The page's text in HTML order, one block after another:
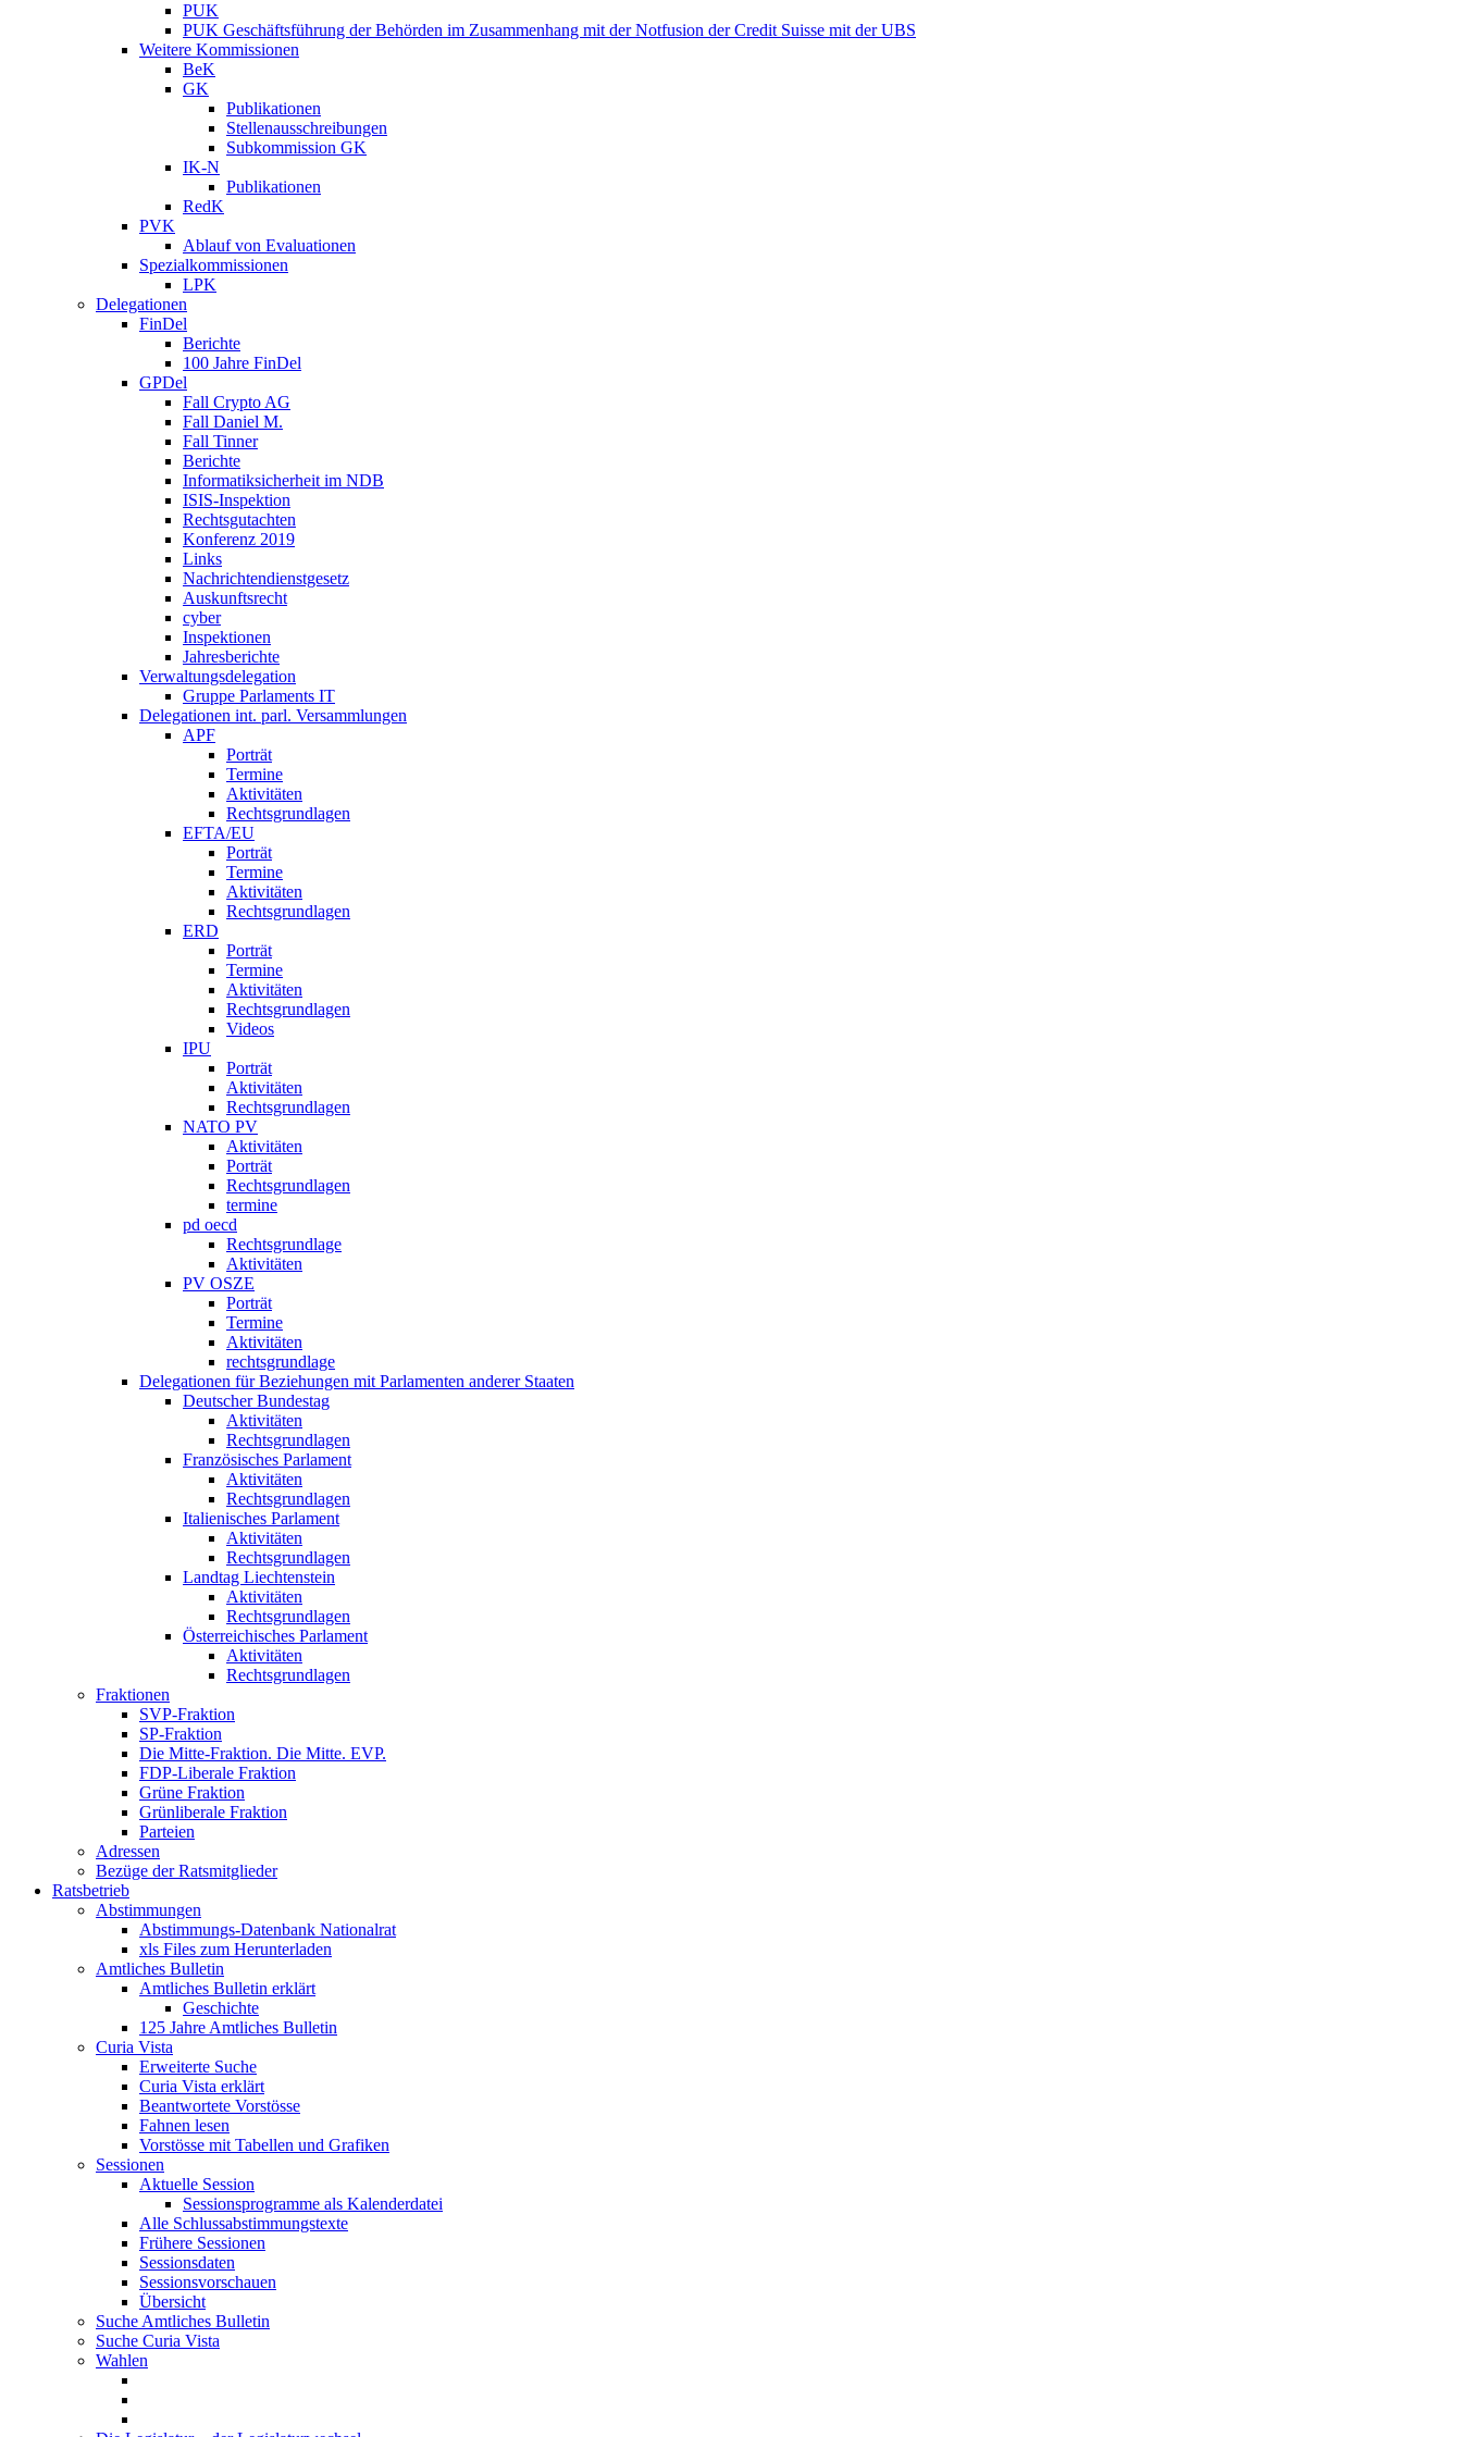
PUK
PUK Geschäftsführung der Behörden im Zusammenhang mit der Notfusion der Credit Suisse mit der UBS
Weitere Kommissionen
BeK
GK
Publikationen
Stellenausschreibungen
Subkommission GK
IK-N
Publikationen
RedK
PVK
Ablauf von Evaluationen
Spezialkommissionen
LPK
Delegationen
FinDel
Berichte
100 Jahre FinDel
GPDel
Fall Crypto AG
Fall Daniel M.
Fall Tinner
Berichte
Informatiksicherheit ­im NDB
ISIS-Inspektion
Rechtsgutachten
Konferenz 2019
Links
Nachrichtendienstgesetz
Auskunftsrecht
cyber
Inspektionen
Jahresberichte
Verwaltungsdelegation
Gruppe Parlaments IT
Delegationen int. parl. Versammlungen
APF
Porträt
Termine
Aktivitäten
Rechtsgrundlagen
EFTA/EU
Porträt
Termine
Aktivitäten
Rechtsgrundlagen
ERD
Porträt
Termine
Aktivitäten
Rechtsgrundlagen
Videos
IPU
Porträt
Aktivitäten
Rechtsgrundlagen
NATO PV
Aktivitäten
Porträt
Rechtsgrundlagen
termine
pd oecd
Rechtsgrundlage
Aktivitäten
PV OSZE
Porträt
Termine
Aktivitäten
rechtsgrundlage
Delegationen für Beziehungen mit Parlamenten anderer Staaten
Deutscher Bundestag
Aktivitäten
Rechtsgrundlagen
Französisches Parlament
Aktivitäten
Rechtsgrundlagen
Italienisches Parlament
Aktivitäten
Rechtsgrundlagen
Landtag Liechtenstein
Aktivitäten
Rechtsgrundlagen
Österreichisches Parlament
Aktivitäten
Rechtsgrundlagen
Fraktionen
SVP-Fraktion
SP-Fraktion
Die Mitte-Fraktion. Die Mitte. EVP.
FDP-Liberale Fraktion
Grüne Fraktion
Grünliberale Fraktion
Parteien
Adressen
Bezüge der Ratsmitglieder
Ratsbetrieb
Abstimmungen
Abstimmungs-Datenbank Nationalrat
xls Files zum Herunterladen
Amtliches Bulletin
Amtliches Bulletin erklärt
Geschichte
125 Jahre Amtliches Bulletin
Curia Vista
Erweiterte Suche
Curia Vista erklärt
Beantwortete Vorstösse
Fahnen lesen
Vorstösse mit Tabellen und Grafiken
Sessionen
Aktuelle Session
Sessionsprogramme als Kalenderdatei
Alle Schlussabstimmungstexte
Frühere Sessionen
Sessionsdaten
Sessionsvorschauen
Übersicht
Suche Amtliches Bulletin
Suche Curia Vista
Wahlen